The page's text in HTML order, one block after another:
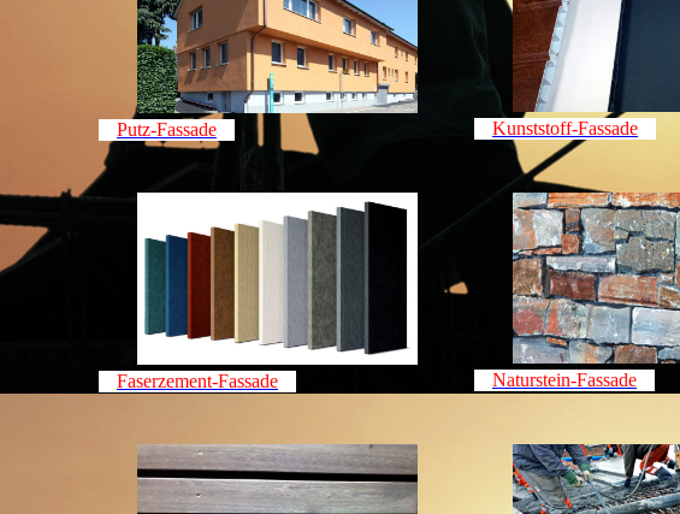
Putz-Fassade Kunststoff-Fassade
Faserzement-Fassade Naturstein-Fassade